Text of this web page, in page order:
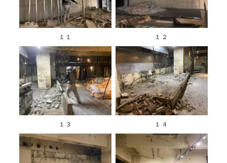
１１ １２
１３ １４